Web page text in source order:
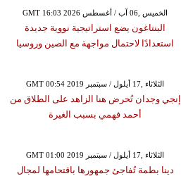
GMT 16:03 2026 الخميس ,06 آب / أغسطس
البنتاغون يضع استراتيجية نووية جديدة
استعدادًا لاحتمال مواجهة مع الصين وروسيا
GMT 00:54 2019 الثلاثاء ,17 أيلول / سبتمبر
إنجي وجدان تُحرض هنا الزاهد على الطلاق من
أحمد فهمي بسبب الغيرة
GMT 01:00 2019 الثلاثاء ,17 أيلول / سبتمبر
دينا بطمة تُفاجئ جمهورها باقتحامها لمجال